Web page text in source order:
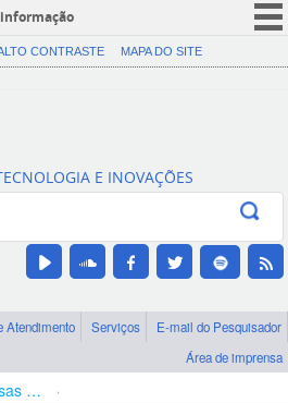
informação
CORONAVÍRUS (COVID-19)
Canais
CONTRASTE MAPA DO SITE
E INOVAÇÕES
Atendimento Serviços
E-mail do Pesquisador
Área de imprensa
Bolsas e Auxílios Vigentes